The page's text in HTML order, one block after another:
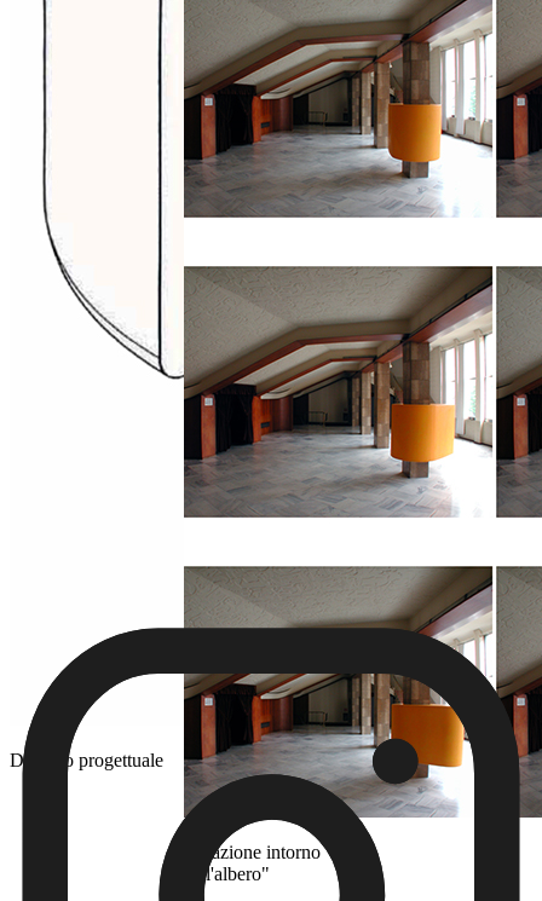
Disegno progettuale
Rotazione intorno
"all'albero"